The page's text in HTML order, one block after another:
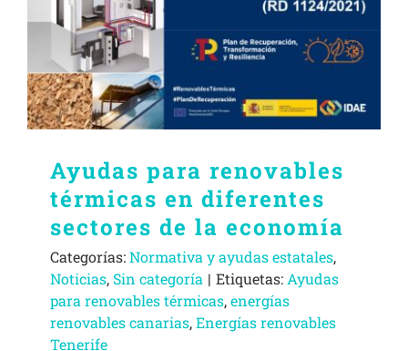
Ayudas para renovables
térmicas en diferentes
sectores de la economía
Categorías:Normativa y ayudas estatales,
Noticias,Sin categoría | Etiquetas:Ayudas
para renovables térmicas,energías
renovables canarias,Energías renovables
Tenerife